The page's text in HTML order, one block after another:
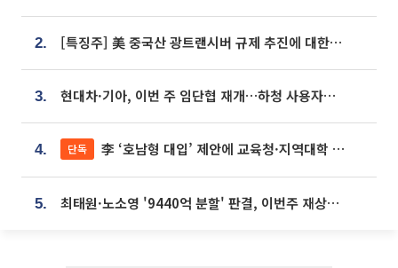
2. [특징주] 美 중국산 광트랜시버 규제 추진에 대한광통신 등 광통신株 강세
3. 현대차·기아, 이번 주 임단협 재개…하청 사용자성 재심도 ‘변수’
4. 단독 李 ‘호남형 대입’ 제안에 교육청·지역대학 서·논술형 입시 연계 '착수'
5. 최태원·노소영 '9440억 분할' 판결, 이번주 재상고 여부 주목